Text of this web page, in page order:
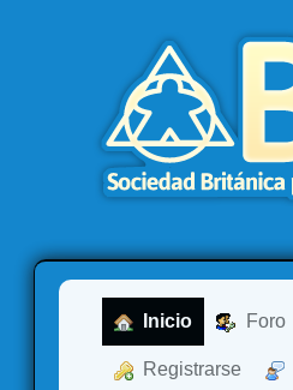
Inicio Foro
Registrarse